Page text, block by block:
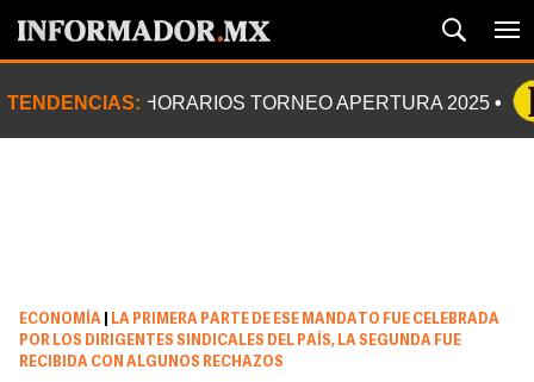
TENDENCIAS: HORARIOS TORNEO APERTURA 2025
ECONOMÍA
LA PRIMERA PARTE DE ESE MANDATO FUE CELEBRADA
POR LOS DIRIGENTES SINDICALES DEL PAÍS, LA SEGUNDA FUE
RECIBIDA CON ALGUNOS RECHAZOS